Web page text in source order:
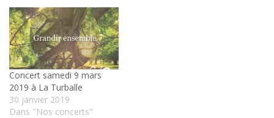
Concert samedi 9 mars
2019 à La Turballe
30 janvier 2019
Dans "Nos concerts"